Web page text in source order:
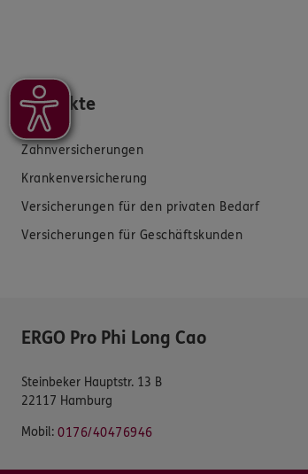
Produkte
Zahnversicherungen
Krankenversicherung
Versicherungen für den privaten Bedarf
Versicherungen für Geschäftskunden
ERGO Pro Phi Long Cao
Steinbeker Hauptstr. 13 B
22117 Hamburg
Mobil: 0176/40476946